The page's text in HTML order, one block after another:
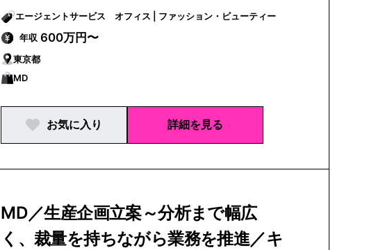
エージェントサービス オフィス | ファッション・ビューティー
年収 600万円〜
東京都
MD
お気に入り 詳細を見る
MD／生産企画立案～分析まで幅広
く、裁量を持ちながら業務を推進／キ